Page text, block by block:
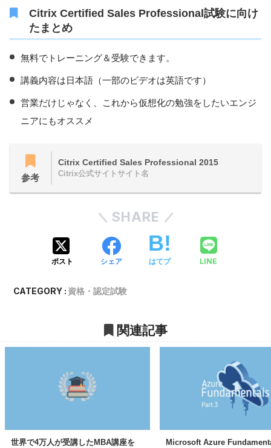
Citrix Certified Sales Professional試験に向け
たまとめ
無料でトレーニング＆受験できます。
講義内容は日本語（一部のビデオは英語です）
営業だけじゃなく、これから仮想化の勉強をしたいエンジ
ニアにもオススメ
参考
Citrix Certified Sales Professional 2015
Citrix公式サイトサイト名
SHARE
ポスト シェア はてブ LINE
CATEGORY : 資格・認定試験
関連記事
世界で4万人が受講したMBA講座を
Microsoft Azure